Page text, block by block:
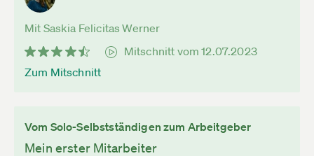
Mit Saskia Felicitas Werner
Mitschnitt vom 12.07.2023
Zum Mitschnitt
Vom Solo-Selbstständigen zum Arbeitgeber
Mein erster Mitarbeiter